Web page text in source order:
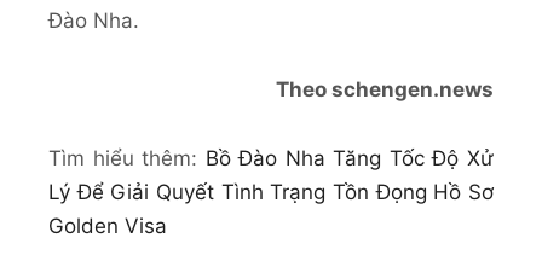
Đào Nha.
Theo schengen.news
Tìm hiểu thêm: Bồ Đào Nha Tăng Tốc Độ Xử
Lý Để Giải Quyết Tình Trạng Tồn Đọng Hồ Sơ
Golden Visa